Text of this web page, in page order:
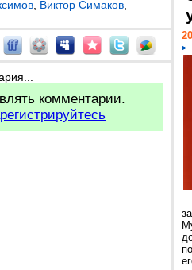
Виктор Симаков
комментарии.